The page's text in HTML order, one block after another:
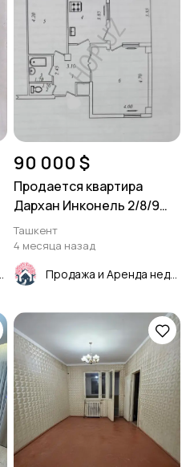
90 000 $
Продается квартира
Дархан Инконель 2/8/9
66м²
Ташкент
4 месяца назад